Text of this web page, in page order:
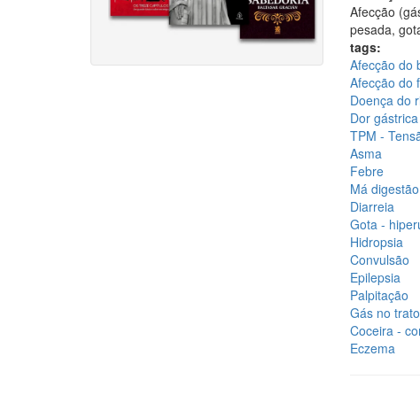
Afecção
pesada,
tags:
Afecção do
Afecção do
Doença do
Dor gástrica
TPM -
Asma
Febre
Má
Diarreia
Gota -
Hidropsia
Convulsão
Epilepsia
Palpitação
Gás no
Coceira -
Eczema